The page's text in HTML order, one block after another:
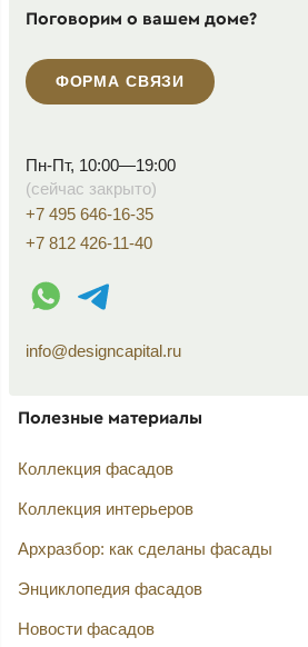
Поговорим о вашем доме?
ФОРМА СВЯЗИ
Пн-Пт, 10:00—19:00
(сейчас закрыто)
+7 495 646-16-35
+7 812 426-11-40
WhatsApp контакт
Telegram контакт
info@designcapital.ru
Полезные материалы
Коллекция фасадов
Коллекция интерьеров
Архразбор: как сделаны фасады
Энциклопедия фасадов
Новости фасадов